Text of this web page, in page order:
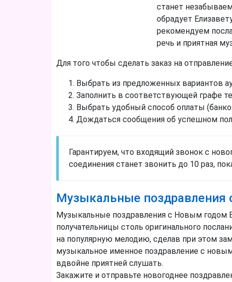
станет
обрадует
рекомендуем
речь и приятная
Для того чтобы сделать заказ на
Выбрать из предложенных вариантов
Заполнить в соответствующей графе
Выбрать удобный способ оплаты
Дождаться сообщения об успешном
Гарантируем, что входящий звонок с
соединения станет звонить до 10 раз,
Музыкальные поздравления
Музыкальные поздравления с Новым годом
получательницы столь оригинального
на популярную мелодию, сделав при этом
музыкальное именное поздравление с
вдвойне приятней слушать.
Закажите и отправьте новогоднее